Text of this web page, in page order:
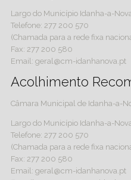
Largo do Município Idanha-a-
Telefone: 277 200 570
(Chamada para a rede fixa
Fax: 277 200 580
Email: geral@cm-idanhanova.pt
Acolhimento
Câmara Municipal de Idanha-a-
Largo do Município Idanha-a-
Telefone: 277 200 570
(Chamada para a rede fixa
Fax: 277 200 580
Email: geral@cm-idanhanova.pt